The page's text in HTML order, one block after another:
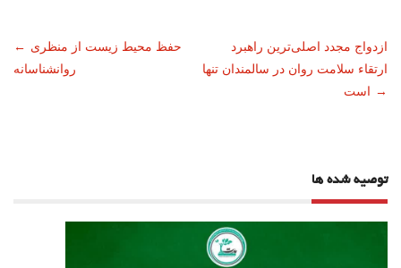
ناوبری
نوشته
← حفظ محیط زیست از منظری
روانشناسانه
ازدواج مجدد اصلی‌ترین راهبرد
ارتقاء سلامت روان در سالمندان تنها
است →
توصیه شده ها